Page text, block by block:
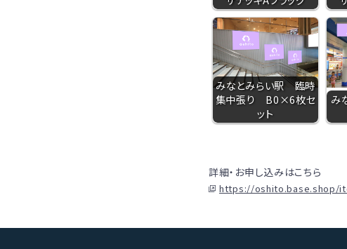
みなとみらい駅 臨時
集中張り B0×6枚セ
ット
み
詳細・お申し込みはこちら
https://oshito.base.shop/